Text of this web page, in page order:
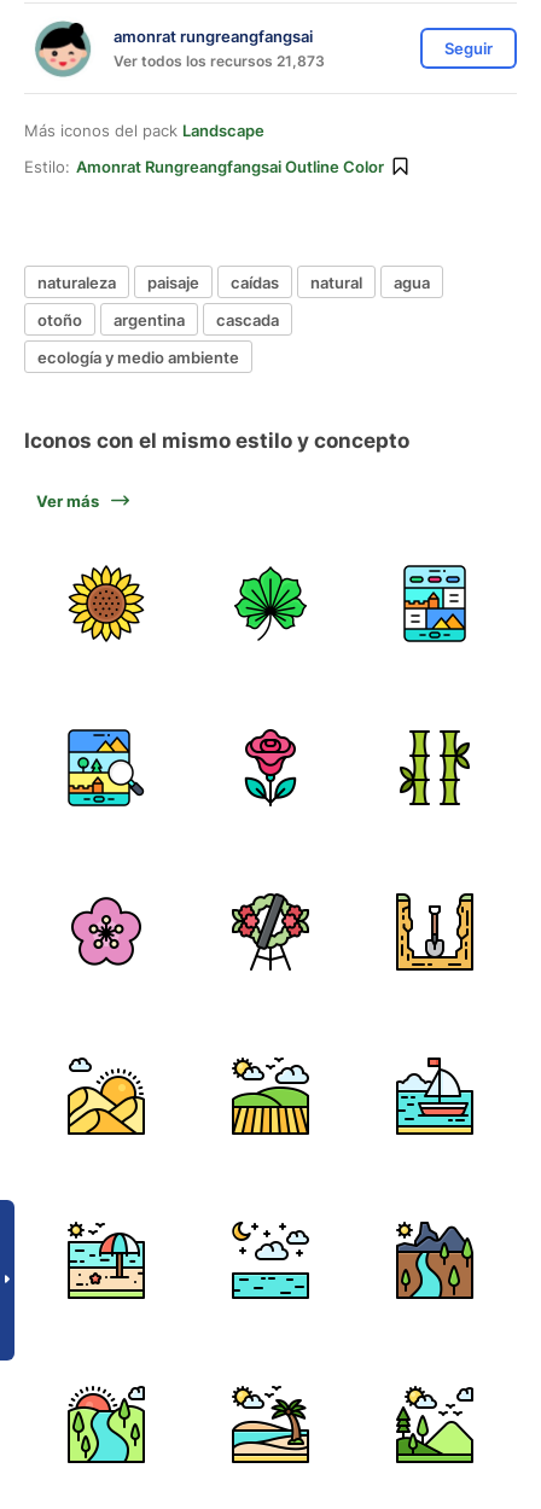
amonrat rungreangfangsai
Ver todos los recursos 21,873
Seguir
Más iconos del pack Landscape
Estilo: Amonrat Rungreangfangsai Outline Color
naturaleza paisaje caídas natural
agua
otoño
argentina
cascada
ecología y medio ambiente
Iconos con el mismo estilo y concepto
Ver más